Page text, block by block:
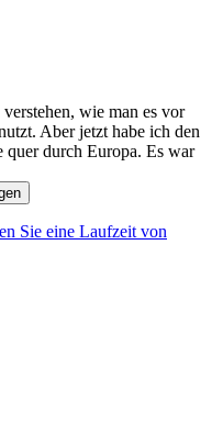
wie man es vor
Aber jetzt habe ich den
quer durch Europa. Es war
Sie eine Laufzeit von